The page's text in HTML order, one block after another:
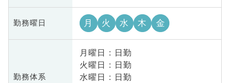
勤務曜日 月 火 水 木 金
勤務体系
月曜日 : 日勤
火曜日 : 日勤
水曜日 : 日勤